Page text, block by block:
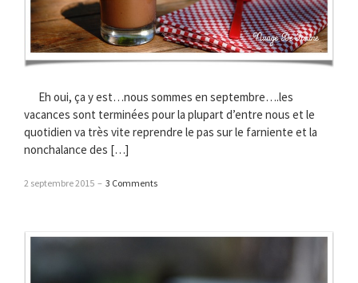
Eh oui, ça y est…nous sommes en septembre….les
vacances sont terminées pour la plupart d’entre nous et le
quotidien va très vite reprendre le pas sur le farniente et la
nonchalance des […]
2 septembre 2015 – 3 Comments